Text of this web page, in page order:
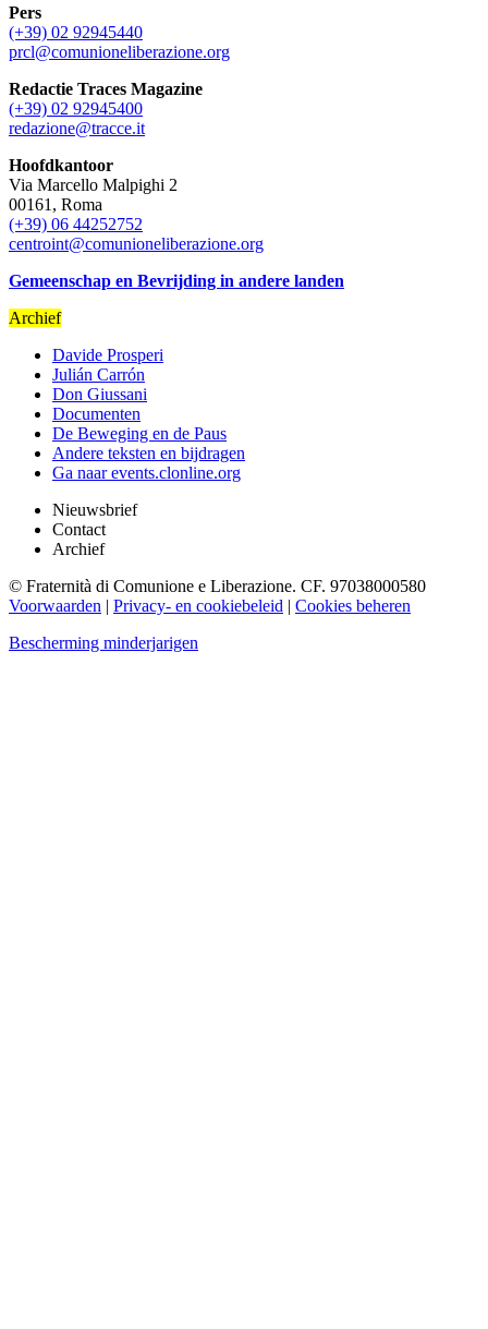
Pers
(+39) 02 92945440
prcl@comunioneliberazione.org
Redactie Traces Magazine
(+39) 02 92945400
redazione@tracce.it
Hoofdkantoor
Via Marcello Malpighi 2
00161, Roma
(+39) 06 44252752
centroint@comunioneliberazione.org
Gemeenschap en Bevrijding in andere landen
Archief
Davide Prosperi
Julián Carrón
Don Giussani
Documenten
De Beweging en de Paus
Andere teksten en bijdragen
Ga naar events.clonline.org
Nieuwsbrief
Contact
Archief
© Fraternità di Comunione e Liberazione. CF. 97038000580
Voorwaarden | Privacy- en cookiebeleid | Cookies beheren
Bescherming minderjarigen